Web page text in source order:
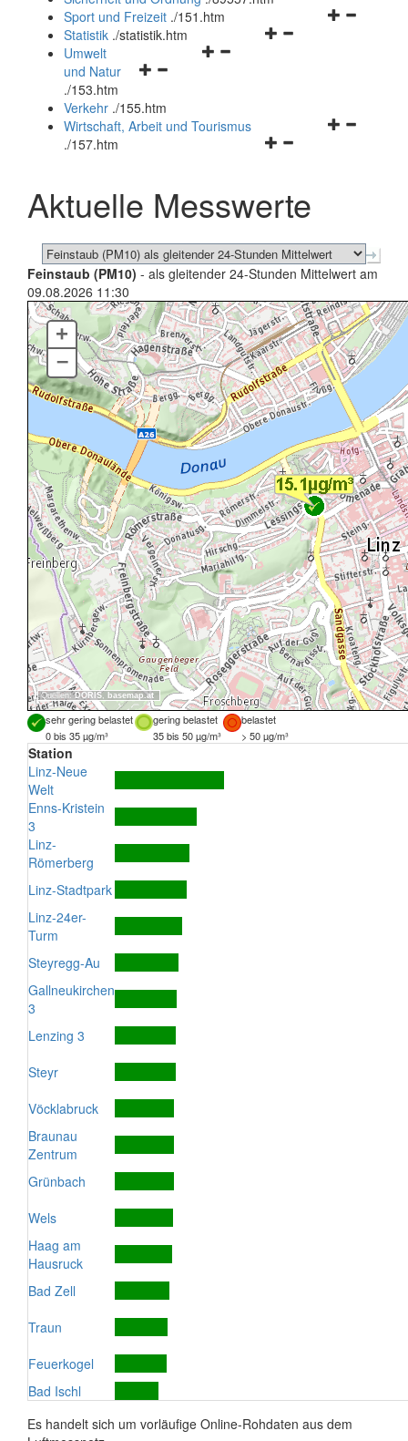
Navigationsmenü
Sport und Freizeit ./151.htm
Navigationsmenü
Statistik ./statistik.htm
Navigationsmenü
und
schließen
Umwelt
und Natur
./153.htm
Verkehr ./155.htm
Navigationsmenü
schließen
Wirtschaft, Arbeit und Tourismus
./157.htm
Aktuelle Messwerte
Feinstaub (PM10) - als gleitender 24-Stunden Mittelwert am
09.08.2026 11:30
Quellen:DORIS, basemap.at
+
–
sehr gering belastet gering belastet
belastet
0 bis 35 µg/m³
35 bis 50 µg/m³ > 50 µg/m³
Station
Linz-Neue
Welt
Enns-Kristein
3
Linz-
Römerberg
Linz-Stadtpark
Linz-24er-
Turm
Steyregg-Au
Gallneukirchen
3
Lenzing 3
Steyr
Vöcklabruck
Braunau
Zentrum
Grünbach
Wels
Haag am
Hausruck
Bad Zell
Traun
Feuerkogel
Bad Ischl
Es handelt sich um vorläufige Online-Rohdaten aus dem